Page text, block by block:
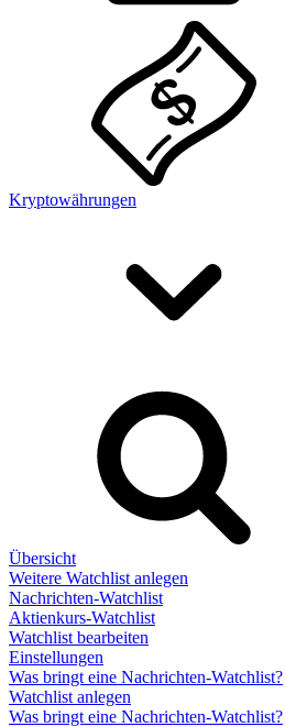
Kryptowährungen
Übersicht
Weitere Watchlist anlegen
Nachrichten-Watchlist
Aktienkurs-Watchlist
Watchlist bearbeiten
Einstellungen
Was bringt eine Nachrichten-Watchlist?
Watchlist anlegen
Was bringt eine Nachrichten-Watchlist?